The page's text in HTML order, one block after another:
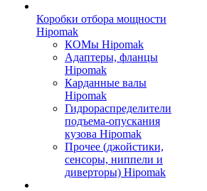
Коробки отбора мощности
Hipomak
КОМы Hipomak
Адаптеры, фланцы
Hipomak
Карданные валы
Hipomak
Гидрораспределители
подъема-опускания
кузова Hipomak
Прочее (джойстики,
сенсоры, ниппели и
диверторы) Hipomak